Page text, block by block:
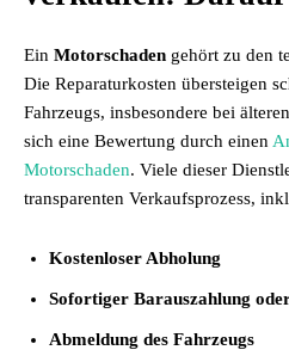
Ein Motorschaden gehört zu den
Die Reparaturkosten übersteigen
Fahrzeugs, insbesondere bei
sich eine Bewertung durch einen
Motorschaden. Viele dieser
transparenten Verkaufsprozess,
Kostenloser Abholung
Sofortiger Barauszahlung
Abmeldung des Fahrzeugs